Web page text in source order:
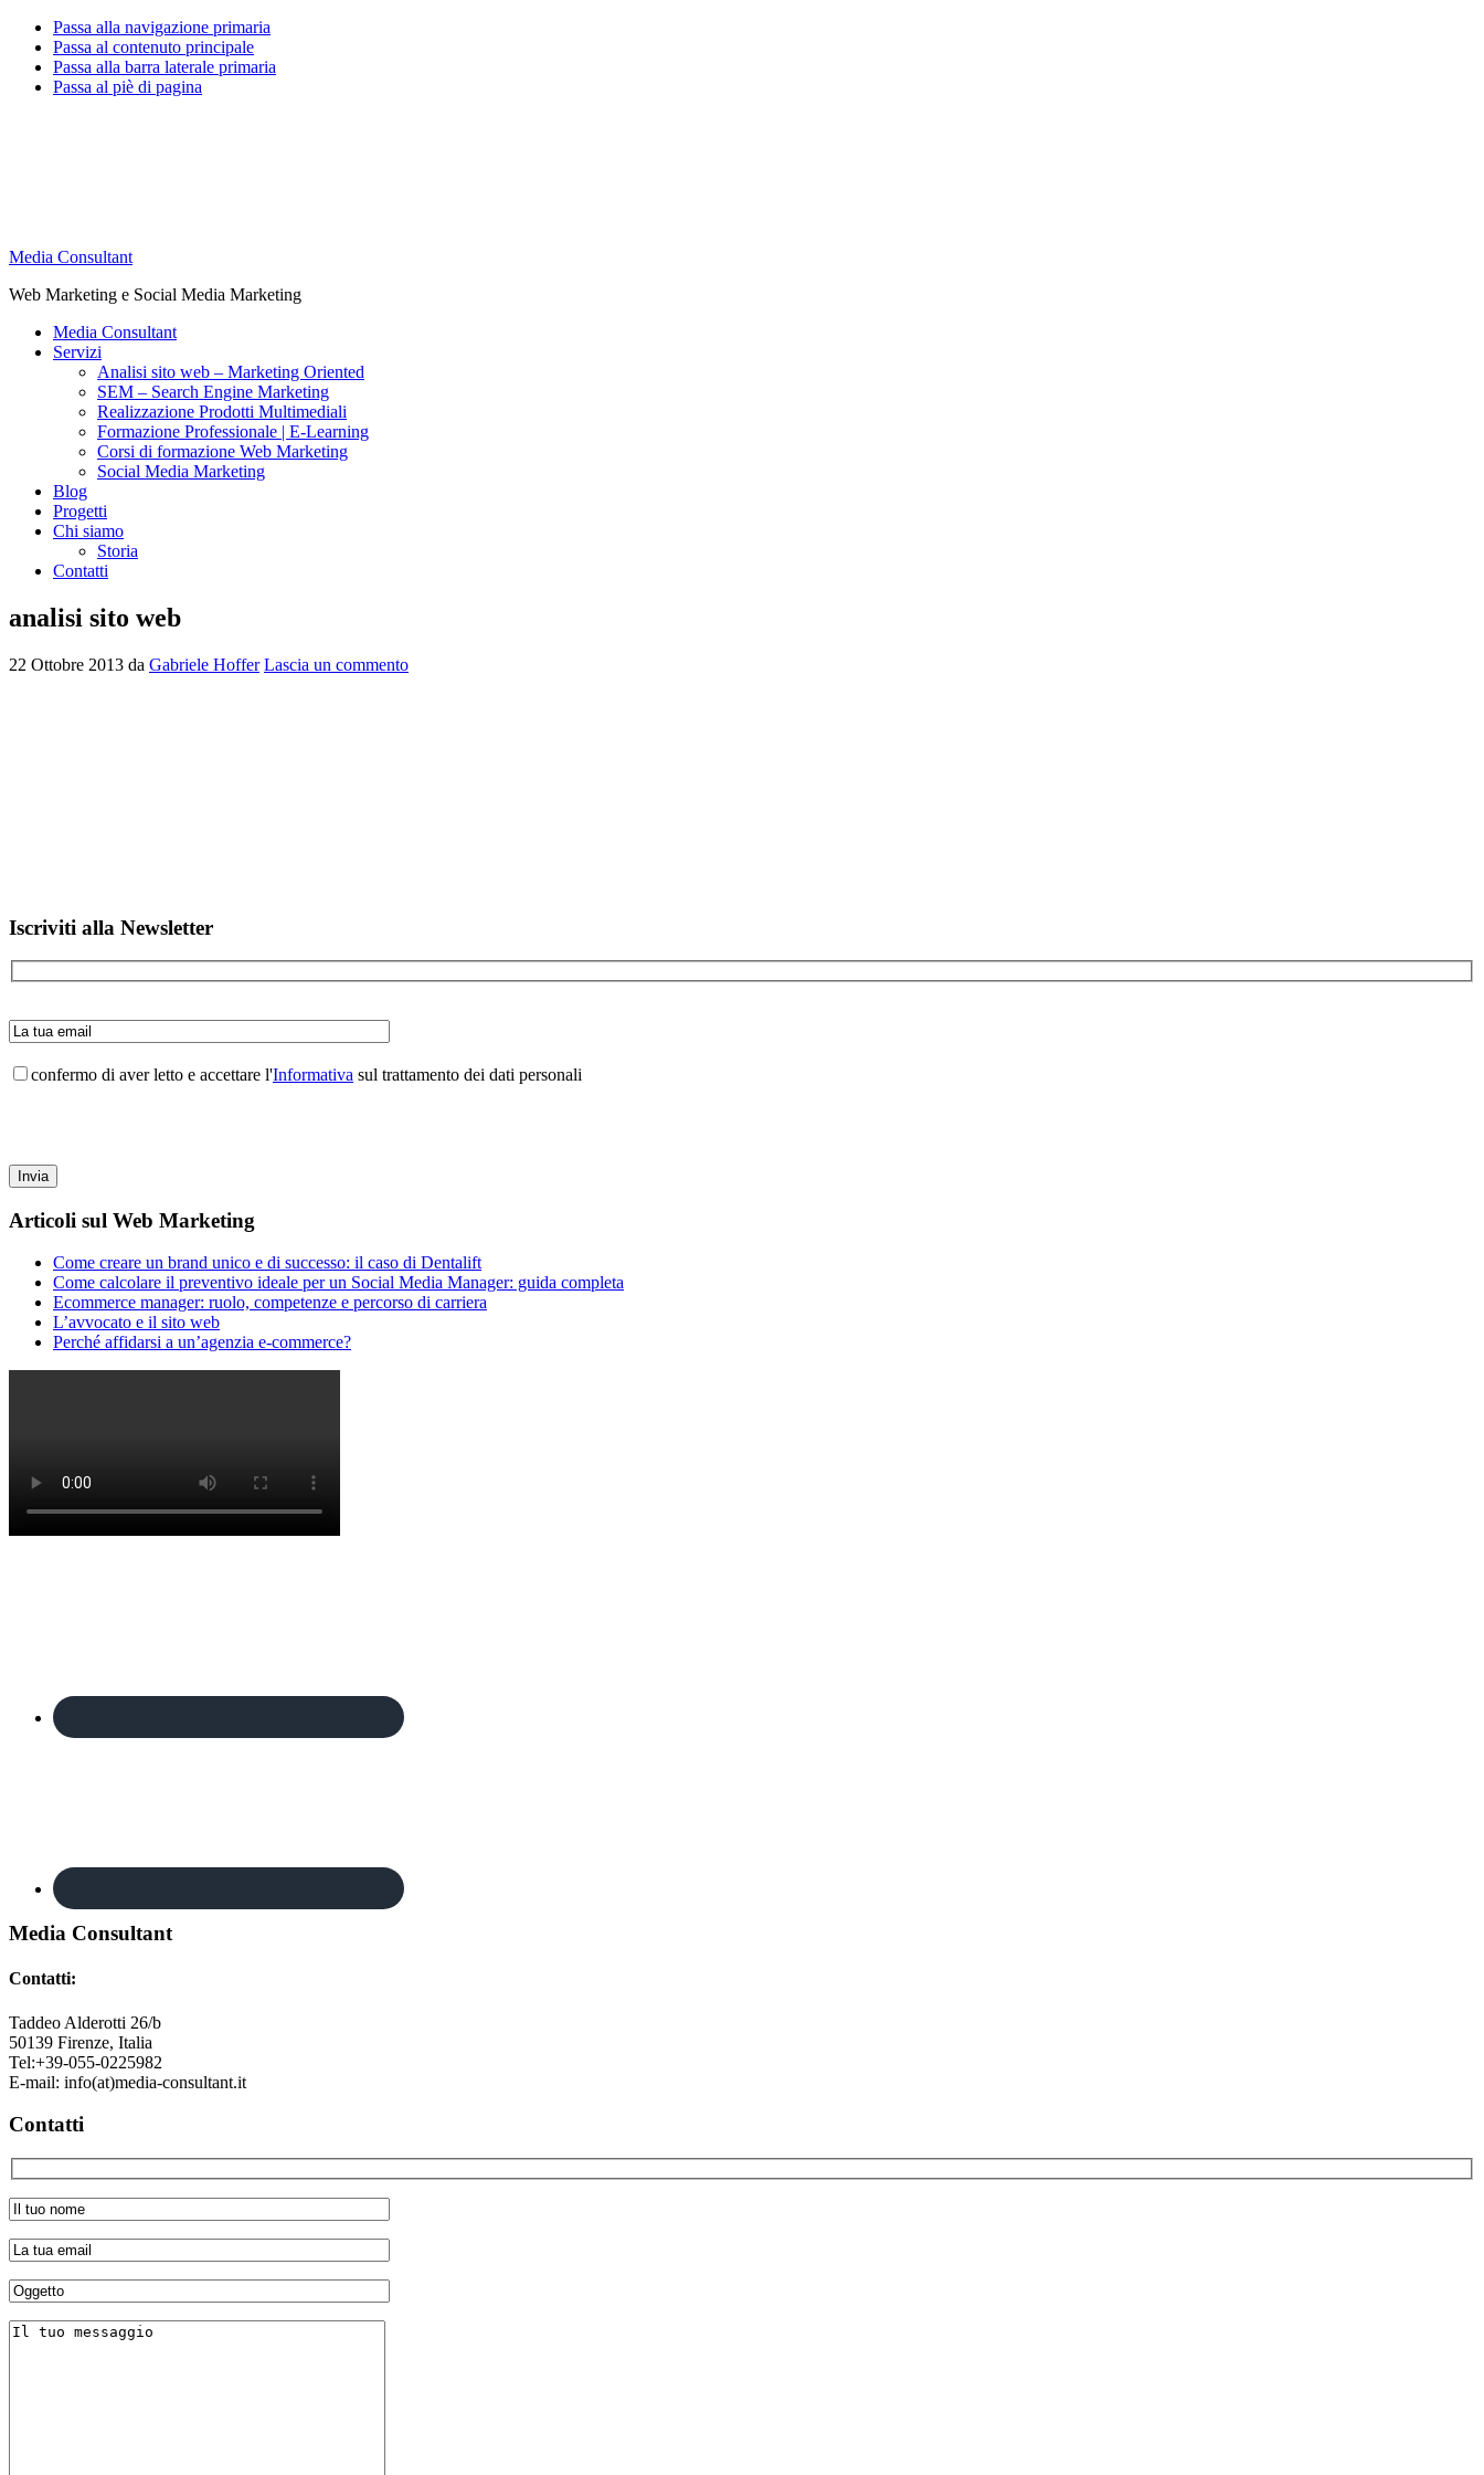
Passa alla navigazione primaria
Passa al contenuto principale
Passa alla barra laterale primaria
Passa al piè di pagina
Media Consultant
Web Marketing e Social Media Marketing
Media Consultant
Servizi
Analisi sito web – Marketing Oriented
SEM – Search Engine Marketing
Realizzazione Prodotti Multimediali
Formazione Professionale | E-Learning
Corsi di formazione Web Marketing
Social Media Marketing
Blog
Progetti
Chi siamo
Storia
Contatti
analisi sito web
22 Ottobre 2013 da Gabriele Hoffer Lascia un commento
Barra
laterale
primaria
Iscriviti alla Newsletter
confermo di aver letto e accettare l'Informativa sul trattamento dei dati personali
Articoli sul Web Marketing
Come creare un brand unico e di successo: il caso di Dentalift
Come calcolare il preventivo ideale per un Social Media Manager: guida completa
Ecommerce manager: ruolo, competenze e percorso di carriera
L’avvocato e il sito web
Perché affidarsi a un’agenzia e-commerce?
Footer
Media Consultant
Contatti:
Taddeo Alderotti 26/b
50139 Firenze, Italia
Tel:+39-055-0225982
E-mail: info(at)media-consultant.it
Contatti